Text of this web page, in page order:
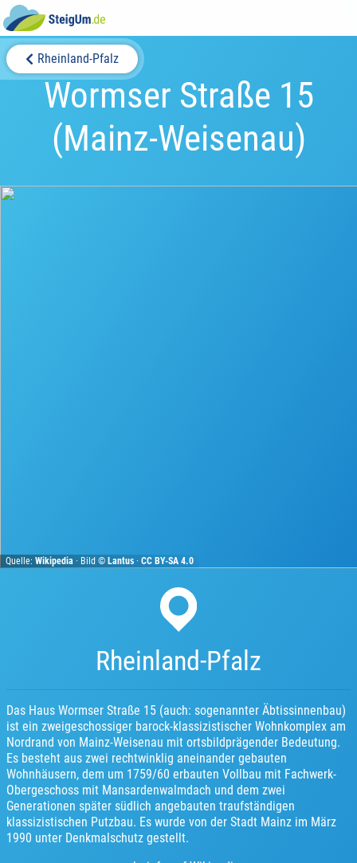
Rheinland-Pfalz
Wormser Straße 15
(Mainz-Weisenau)
Quelle:Wikipedia · Bild ©Lantus ·CC BY-SA 4.0
Rheinland-Pfalz
Das Haus Wormser Straße 15 (auch: sogenannter Äbtissinnenbau)
ist ein zweigeschossiger barock-klassizistischer Wohnkomplex am
Nordrand von Mainz-Weisenau mit ortsbildprägender Bedeutung.
Es besteht aus zwei rechtwinklig aneinander gebauten
Wohnhäusern, dem um 1759/60 erbauten Vollbau mit Fachwerk-
Obergeschoss mit Mansardenwalmdach und dem zwei
Generationen später südlich angebauten traufständigen
klassizistischen Putzbau. Es wurde von der Stadt Mainz im März
1990 unter Denkmalschutz gestellt.